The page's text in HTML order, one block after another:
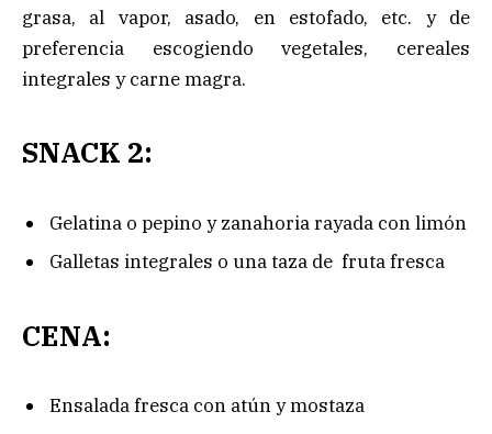
grasa, al vapor, asado, en estofado, etc. y de
preferencia escogiendo vegetales, cereales
integrales y carne magra.
SNACK 2:
Gelatina o pepino y zanahoria rayada con limón
Galletas integrales o una taza de fruta fresca
CENA:
Ensalada fresca con atún y mostaza